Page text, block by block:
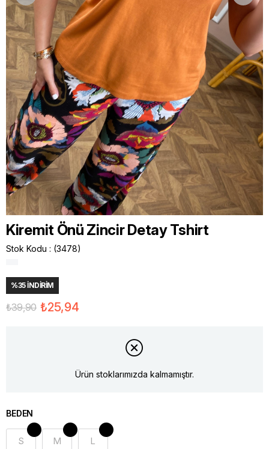
Kiremit Önü Zincir Detay Tshirt
Stok Kodu (3478)
%35İNDIRIM
₺39,90 ₺25,94
Ürün stoklarımızda kalmamıştır.
BEDEN
S M L